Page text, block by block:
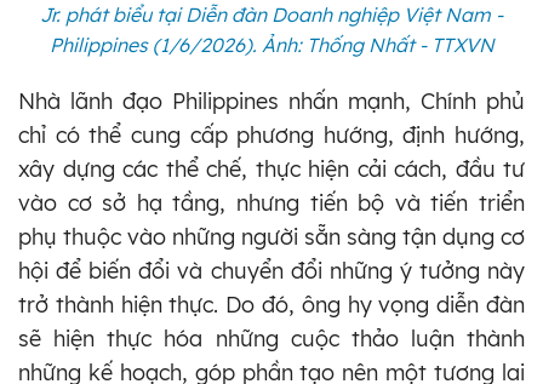
Jr. phát biểu tại Diễn đàn Doanh nghiệp Việt Nam -
Philippines (1/6/2026). Ảnh: Thống Nhất - TTXVN
Nhà lãnh đạo Philippines nhấn mạnh, Chính phủ
chỉ có thể cung cấp phương hướng, định hướng,
xây dựng các thể chế, thực hiện cải cách, đầu tư
vào cơ sở hạ tầng, nhưng tiến bộ và tiến triển
phụ thuộc vào những người sẵn sàng tận dụng cơ
hội để biến đổi và chuyển đổi những ý tưởng này
trở thành hiện thực. Do đó, ông hy vọng diễn đàn
sẽ hiện thực hóa những cuộc thảo luận thành
những kế hoạch, góp phần tạo nên một tương lai